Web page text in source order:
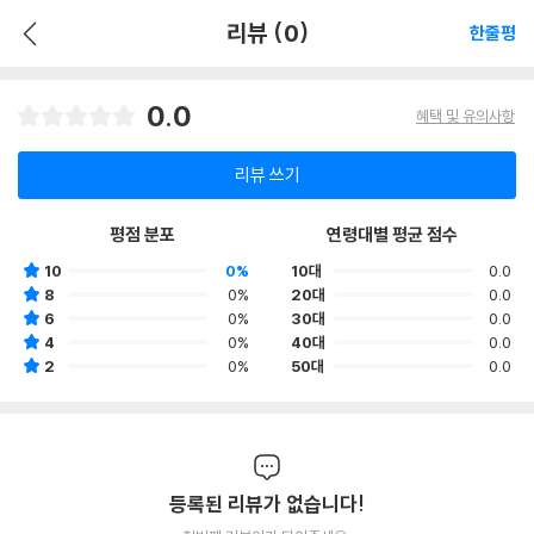
리뷰 (0) 한줄평
0.0 혜택 및 유의사항
리뷰 쓰기
평점 분포
10
0%
8
0%
6
0%
4
0%
2
0%
연령대별 평균 점수
10대
0.0
20대
0.0
30대
0.0
40대
0.0
50대
0.0
등록된 리뷰가 없습니다!